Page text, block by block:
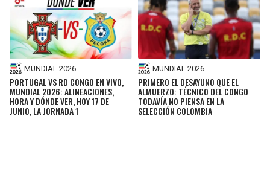
MUNDIAL 2026
PORTUGAL VS RD CONGO EN VIVO,
MUNDIAL 2026: ALINEACIONES,
HORA Y DÓNDE VER, HOY 17 DE
JUNIO, LA JORNADA 1
MUNDIAL 2026
PRIMERO EL DESAYUNO QUE EL
ALMUERZO: TÉCNICO DEL CONGO
TODAVÍA NO PIENSA EN LA
SELECCIÓN COLOMBIA